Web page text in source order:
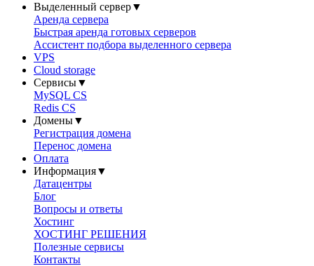
Выделенный сервер▼
Аренда сервера
Быстрая аренда готовых серверов
Ассистент подбора выделенного сервера
VPS
Cloud storage
Сервисы▼
MySQL CS
Redis CS
Домены▼
Регистрация домена
Перенос домена
Оплата
Информация▼
Датацентры
Блог
Вопросы и ответы
Хостинг
ХОСТИНГ РЕШЕНИЯ
Полезные сервисы
Контакты